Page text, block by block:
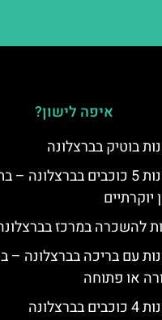
איפה לישון?
בוטיק בברצלונה
מלונות 5 כוכבים בברצלונה –
יוקרתיים
להשכרה במרכז
עם בריכה בברצלונה –
או פתוחה
בברצלונה